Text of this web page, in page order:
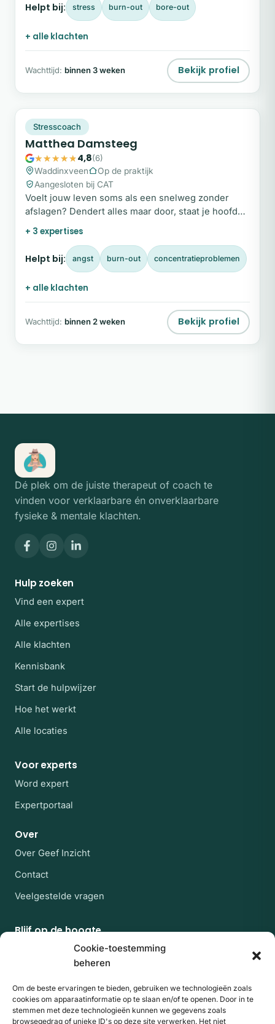
Cookie-toestemming
beheren
Om de beste ervaringen te bieden, gebruiken we technologieën zoals
cookies om apparaatinformatie op te slaan en/of te openen. Door in te
stemmen met deze technologieën kunnen we gegevens zoals
browsegedrag of unieke ID's op deze site verwerken. Het niet
Helpt bij: stress burn-out bore-out
+ alle klachten
Wachttijd: binnen 3 weken Bekijk profiel
Plek beschikbaar
Stresscoach
Matthea Damsteeg
4,8(6)
Waddinxveen
Op de praktijk
Aangesloten bij CAT
Voelt jouw leven soms als een snelweg zonder
afslagen? Dendert alles maar door, staat je hoofd
constant ‘aan’ en roept stilte juist meer onrust op?
+ 3 expertises
Helpt bij: angst burn-out concentratieproblemen
+ alle klachten
Wachttijd: binnen 2 weken Bekijk profiel
Dé plek om de juiste therapeut of coach te
vinden voor verklaarbare én onverklaarbare
fysieke & mentale klachten.
Hulp zoeken
Vind een expert
Alle expertises
Alle klachten
Kennisbank
Start de hulpwijzer
Hoe het werkt
Alle locaties
Voor experts
Word expert
Expertportaal
Over
Over Geef Inzicht
Contact
Veelgestelde vragen
Blijf op de hoogte
Af en toe een rustige mail met nieuwe experts en
artikelen uit de kennisbank. Geen spam, uitschrijven
E-mailadres
Aanmelden
Website